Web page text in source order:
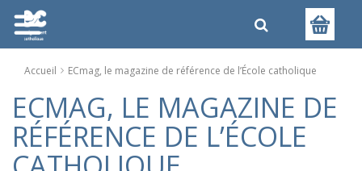
Accueil ECmag, le magazine de référence de l’École catholique
ECMAG, LE MAGAZINE DE
RÉFÉRENCE DE L’ÉCOLE